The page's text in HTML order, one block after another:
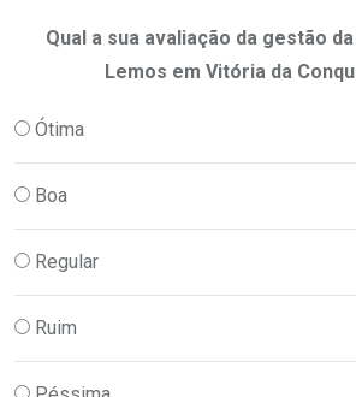
Qual a sua avaliação da gestão
Lemos em Vitória da
Ótima
Boa
Regular
Ruim